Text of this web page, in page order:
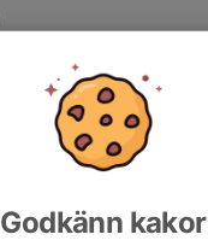
Godkänn kakor